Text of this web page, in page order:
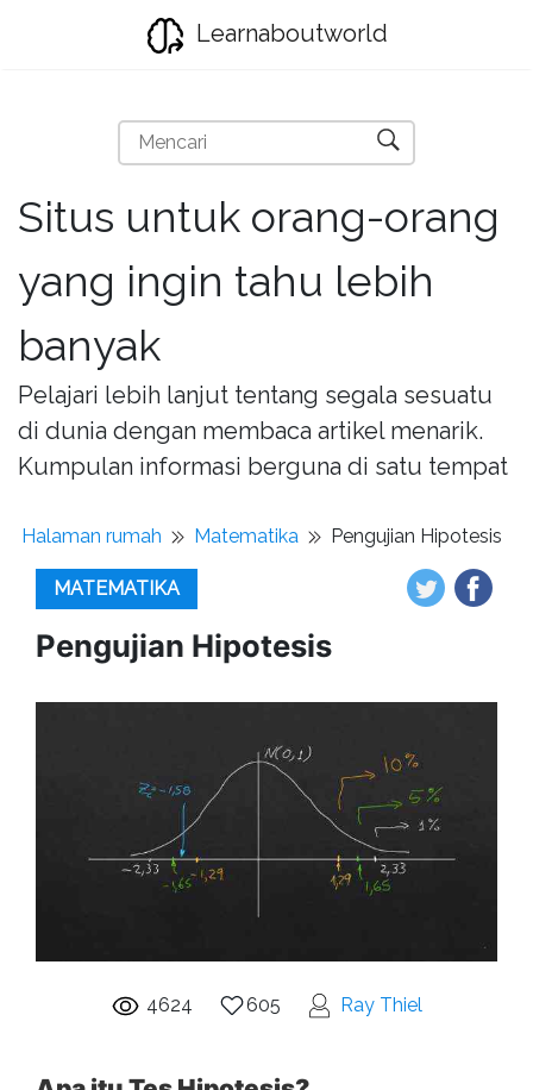
Learnaboutworld
Situs untuk orang-orang
yang ingin tahu lebih
banyak
Pelajari lebih lanjut tentang segala sesuatu
di dunia dengan membaca artikel menarik.
Kumpulan informasi berguna di satu tempat
Halaman rumah Matematika Pengujian Hipotesis
MATEMATIKA
Pengujian Hipotesis
4624 605 Ray Thiel